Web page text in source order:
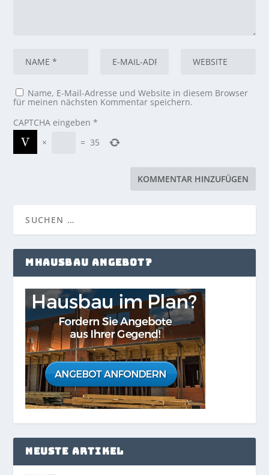
Name, E-Mail-Adresse und Website in diesem Browser
für meinen nächsten Kommentar speichern.
CAPTCHA eingeben *
×
= 35
MHAUSBAU ANGEBOT?
NEUSTE ARTIKEL